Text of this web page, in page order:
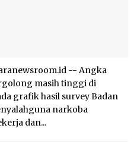
-- Angka
masih tinggi di
grafik hasil survey Badan
narkoba
dan...